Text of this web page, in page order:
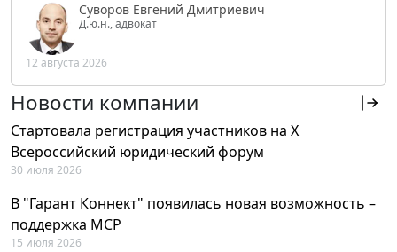
Суворов Евгений Дмитриевич
Д.ю.н., адвокат
12 августа 2026
Новости компании
Стартовала регистрация участников на X
Всероссийский юридический форум
30 июля 2026
В "Гарант Коннект" появилась новая возможность –
поддержка MCP
15 июля 2026